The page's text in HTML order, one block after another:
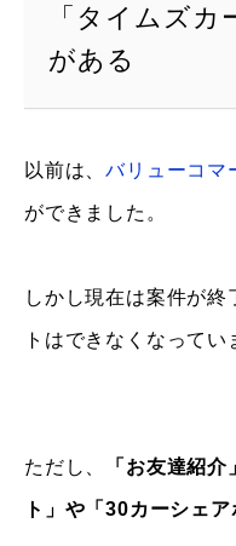
「タイムズ
がある
以前は、バリューコマ
ができました。
しかし現在は案件が終
トはできなくなってい
ただし、 「お友達紹
ト」や「30カーシェ